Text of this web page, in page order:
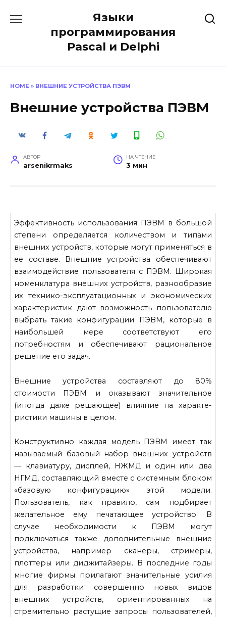
содержанию
Языки
программирования
Pascal и Delphi
HOME » ВНЕШНИЕ УСТРОЙСТВА ПЭВМ
Внешние устройства ПЭВМ
АВТОР
arsenikrmaks
НА ЧТЕНИЕ
3 мин
Эффективность использования ПЭВМ в большой
степени опреде­ляется количеством и типами
внешних устройств, которые могут применяться в
ее составе. Внешние устройства обеспечивают
взаи­модействие пользователя с ПЭВМ. Широкая
номенклатура внешних устройств, разнообразие
их технико-эксплуатационных и экономических
характеристик дают возможность пользователю
выбрать такие конфигурации ПЭВМ, которые в
наибольшей мере соответствуют его
потребностям и обеспечивают рациональное
решение его задач.
Внешние устройства составляют до 80%
стоимости ПЭВМ и ока­зывают значительное
(иногда даже решающее) влияние на характе­
ристики машины в целом.
Конструктивно каждая модель ПЭВМ имеет так
называемый ба­зовый набор внешних устройств
— клавиатуру, дисплей, НЖМД и один или два
НГМД, составляющий вместе с системным блоком
«базовую конфигурацию» этой модели.
Пользователь, как правило, сам подбирает
желательное ему печатающее устройство. В
случае необходимости к ПЭВМ могут
подключаться также дополнительные внешние
устройства, например сканеры, стримеры,
плоттеры или диджитайзеры. В последние годы
многие фирмы прилагают значи­тельные усилия
для разработки совершенно новых видов
внешних устройств, ориентированных на
стремительно растущие запросы пользователей,